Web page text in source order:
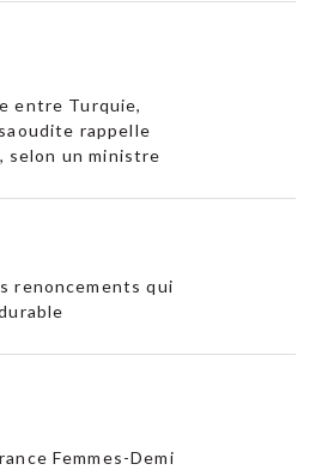
entre Turquie,
rappelle
selon un ministre
renoncements qui
Femmes-Demi